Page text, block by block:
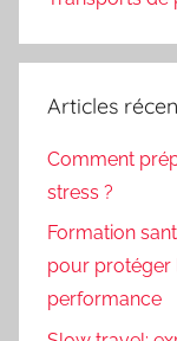
Articles
Comment
stress ?
Formation
pour protéger
performance